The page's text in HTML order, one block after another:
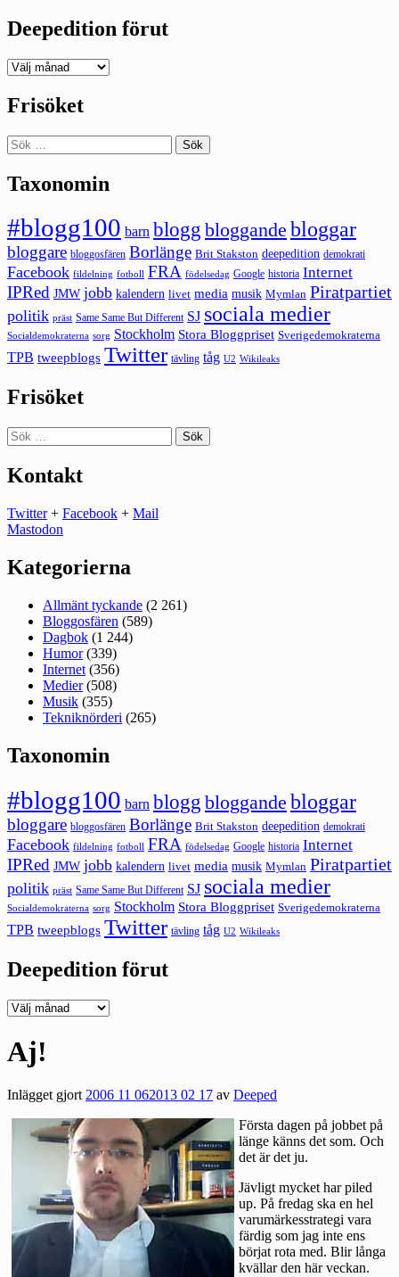
Deepedition förut
Deepedition
Frisöket
Sök
efter:
Taxonomin
#blogg100 barn blogg bloggande bloggar
bloggare bloggosfären Borlänge Brit Stakston deepedition demokrati
Facebook fildelning fotboll FRA födelsedag Google historia Internet
IPRed JMW jobb kalendern livet media musik Mymlan Piratpartiet
politik präst Same Same But Different SJ sociala medier
Socialdemokraterna sorg Stockholm Stora Bloggpriset Sverigedemokraterna
TPB tweepblogs Twitter tävling tåg U2 Wikileaks
Frisöket
Sök
efter:
Kontakt
Twitter+ Facebook + Mail
Mastodon
Kategorierna
Allmänt tyckande (2 261)
Bloggosfären (589)
Dagbok (1 244)
Humor(339)
Internet (356)
Medier(508)
Musik (355)
Tekniknörderi (265)
Taxonomin
#blogg100 barn blogg bloggande bloggar
bloggare bloggosfären Borlänge Brit Stakston deepedition demokrati
Facebook fildelning fotboll FRA födelsedag Google historia Internet
IPRed JMW jobb kalendern livet media musik Mymlan Piratpartiet
politik präst Same Same But Different SJ sociala medier
Socialdemokraterna sorg Stockholm Stora Bloggpriset Sverigedemokraterna
TPB tweepblogs Twitter tävling tåg U2 Wikileaks
Deepedition förut
Deepedition
Aj!
Inlägget gjort2006 11 062013 02 17 av Deeped
Första dagen på jobbet på
länge känns det som. Och
det är det ju.
Jävligt mycket har piled
up. På fredag ska en hel
varumärkesstrategi vara
färdig som jag inte ens
börjat rota med. Blir långa
kvällar den här veckan.